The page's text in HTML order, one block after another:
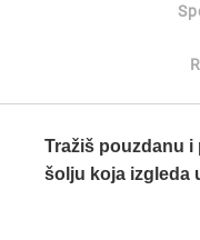
Tražiš pouzdanu i
šolju koja izgleda